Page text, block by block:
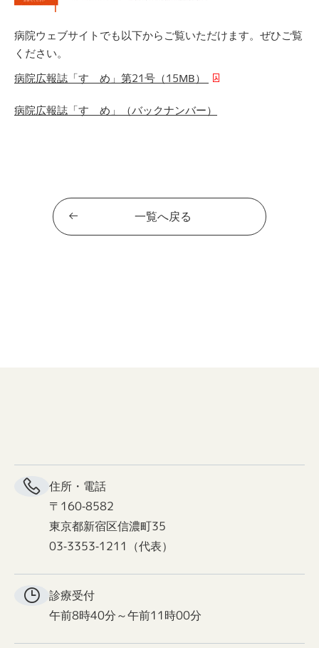
病院ウェブサイトでも以下からご覧いただけます。ぜひご覧
ください。
病院広報誌「すゝめ」第21号（15MB）
病院広報誌「すゝめ」（バックナンバー）
一覧へ戻る
住所・電話
〒160-8582
東京都新宿区信濃町35
03-3353-1211（代表）
診療受付
午前8時40分～午前11時00分